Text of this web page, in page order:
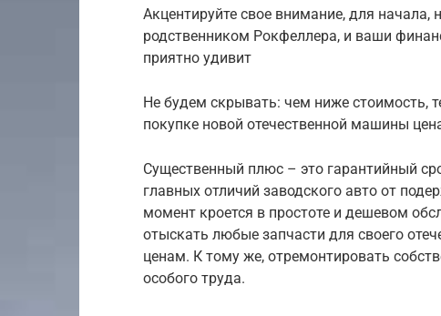
Акцентируйте свое внимание, для начала,
родственником Рокфеллера, и ваши
приятно удивит
Не будем скрывать: чем ниже стоимость,
покупке новой отечественной машины
Существенный плюс – это гарантийный
главных отличий заводского авто от
момент кроется в простоте и дешевом
отыскать любые запчасти для своего
ценам. К тому же, отремонтировать
особого труда.